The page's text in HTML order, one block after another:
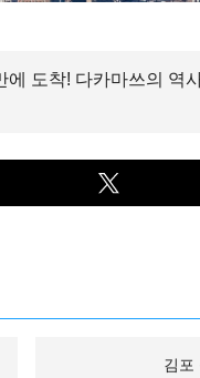
도착! 다카마쓰의 역
김포